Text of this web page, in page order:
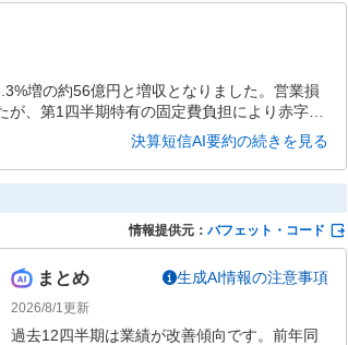
増の約56億円と増収となりました。営業損
、第1四半期特有の固定費負担により赤字が
水準で、通期は増収・大幅減益の予想です。
決算短信AI要約の続きを見る
情報提供元： バフェット・コード
まとめ 生成AI情報の注意事項
2026/8/1 更新
過去12四半期は業績が改善傾向です。前年同